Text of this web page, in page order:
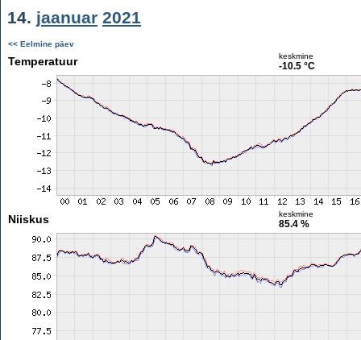
14. jaanuar 2021
<< Eelmine päev
Temperatuur keskmine
-10.5 °C
Niiskus keskmine
85.4 %